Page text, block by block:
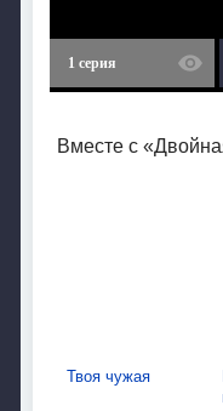
1 серия
Вместе с
Твоя чужая